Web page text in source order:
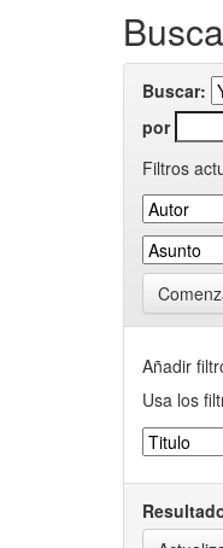
Buscar:
por
Filtros
Añadir
Usa los